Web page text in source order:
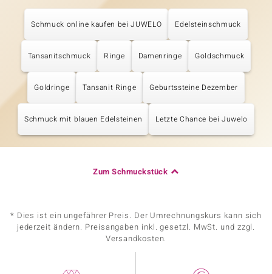
Schmuck online kaufen bei JUWELO Edelsteinschmuck
Tansanitschmuck Ringe Damenringe Goldschmuck
Goldringe Tansanit Ringe Geburtssteine Dezember
Schmuck mit blauen Edelsteinen Letzte Chance bei Juwelo
Zum Schmuckstück
* Dies ist ein ungefährer Preis. Der Umrechnungskurs kann sich
jederzeit ändern. Preisangaben inkl. gesetzl. MwSt. und zzgl.
Versandkosten.